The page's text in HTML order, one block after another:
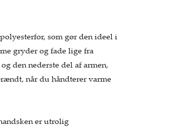
som gør den ideel i
gryder og fade lige fra
den nederste del af armen,
når du håndterer varme
er utrolig